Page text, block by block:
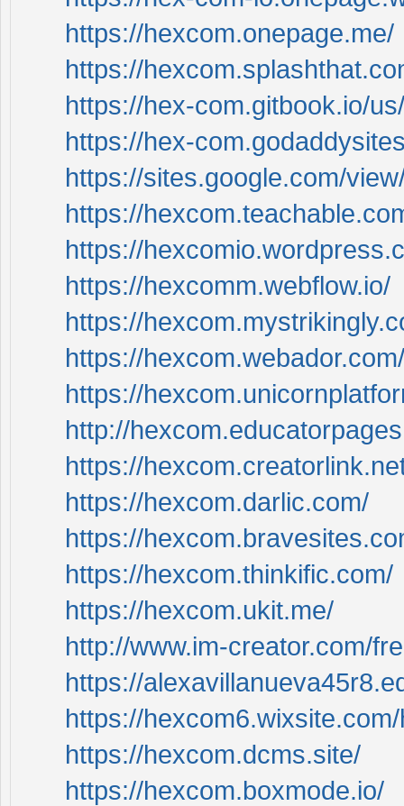
https://hexcom.onepage.me/
https://
https://hex-com.gitbook.io/us/
https://hex-
https://sites.google.com/
https://
https://
https://hexcomm.webflow.io/
https://
https://hexcom.webador.com/
https://
http://
https://
https://hexcom.darlic.com/
https://
https://hexcom.thinkific.com/
https://hexcom.ukit.me/
http://www.im-creator.com/
https://
https://
https://hexcom.dcms.site/
https://hexcom.boxmode.io/